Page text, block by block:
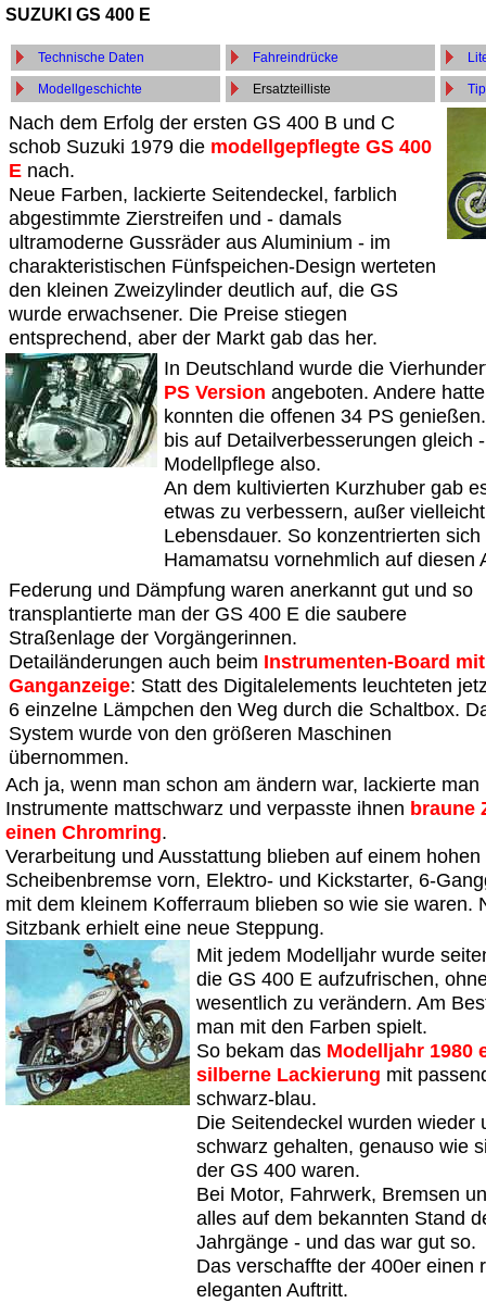
SUZUKI GS 400 E
Technische Daten Fahreindrücke
Modellgeschichte Ersatzteilliste
Nach dem Erfolg der ersten GS 400 B und C
schob Suzuki 1979 die modellgepflegte GS 400
E nach.
Neue Farben, lackierte Seitendeckel, farblich
abgestimmte Zierstreifen und - damals
ultramoderne Gussräder aus Aluminium - im
charakteristischen Fünfspeichen-Design werteten
den kleinen Zweizylinder deutlich auf, die GS
wurde erwachsener. Die Preise stiegen
entsprechend, aber der Markt gab das her.
In Deutschland wurde die
PS Version angeboten. Andere
konnten die offenen 34 PS
bis auf Detailverbesserungen gleich
Modellpflege also.
An dem kultivierten Kurzhuber gab
etwas zu verbessern, außer
Lebensdauer. So konzentrierten
Hamamatsu vornehmlich auf diesen
Federung und Dämpfung waren anerkannt gut und so
transplantierte man der GS 400 E die saubere
Straßenlage der Vorgängerinnen.
Detailänderungen auch beim Instrumenten-Board mit
Ganganzeige: Statt des Digitalelements leuchteten
6 einzelne Lämpchen den Weg durch die Schaltbox.
System wurde von den größeren Maschinen
übernommen.
Ach ja, wenn man schon am ändern war, lackierte
Instrumente mattschwarz und verpasste ihnen braune
einen Chromring.
Verarbeitung und Ausstattung blieben auf einem
Scheibenbremse vorn, Elektro- und Kickstarter, 6-
mit dem kleinem Kofferraum blieben so wie sie waren.
Sitzbank erhielt eine neue Steppung.
Mit jedem Modelljahr wurde
die GS 400 E aufzufrischen,
wesentlich zu verändern. Am
man mit den Farben spielt.
So bekam das Modelljahr 1980
silberne Lackierung mit
schwarz-blau.
Die Seitendeckel wurden wieder
schwarz gehalten, genauso wie
der GS 400 waren.
Bei Motor, Fahrwerk, Bremsen
alles auf dem bekannten Stand
Jahrgänge - und das war gut so.
Das verschaffte der 400er einen
eleganten Auftritt.